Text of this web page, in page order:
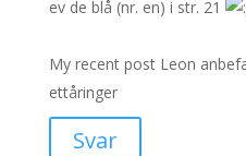
ev de blå (nr. en) i str. 21
My recent post Leon
ettåringer
Svar